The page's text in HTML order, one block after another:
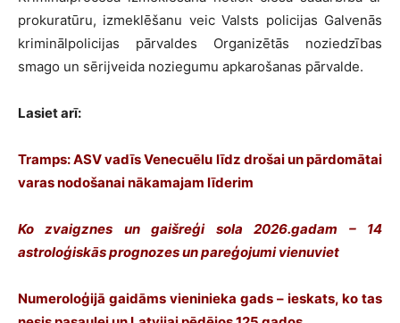
prokuratūru, izmeklēšanu veic Valsts policijas Galvenās
kriminālpolicijas pārvaldes Organizētās noziedzības
smago un sērijveida noziegumu apkarošanas pārvalde.
Lasiet arī:
Tramps: ASV vadīs Venecuēlu līdz drošai un pārdomātai
varas nodošanai nākamajam līderim
Ko zvaigznes un gaišreģi sola 2026.gadam – 14
astroloģiskās prognozes un pareģojumi vienuviet
Numeroloģijā gaidāms vieninieka gads – ieskats, ko tas